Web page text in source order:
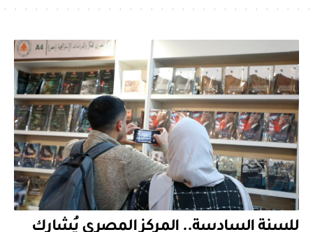
للسنة السادسة.. المركز المصري يُشارك